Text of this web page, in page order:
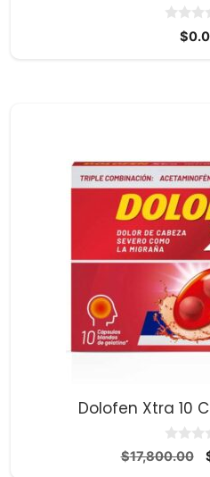
$
Dolofen Xtra 10
0
d
$17,800.00